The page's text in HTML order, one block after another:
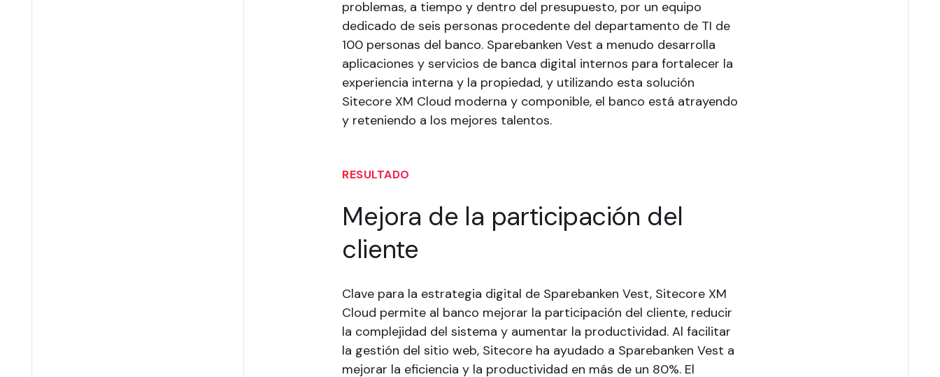
problemas, a tiempo y dentro del presupuesto, por un equipo
dedicado de seis personas procedente del departamento de TI de
100 personas del banco. Sparebanken Vest a menudo desarrolla
aplicaciones y servicios de banca digital internos para fortalecer la
experiencia interna y la propiedad, y utilizando esta solución
Sitecore XM Cloud moderna y componible, el banco está atrayendo
y reteniendo a los mejores talentos.
RESULTADO
Mejora de la participación del
cliente
Clave para la estrategia digital de Sparebanken Vest, Sitecore XM
Cloud permite al banco mejorar la participación del cliente, reducir
la complejidad del sistema y aumentar la productividad. Al facilitar
la gestión del sitio web, Sitecore ha ayudado a Sparebanken Vest a
mejorar la eficiencia y la productividad en más de un 80%. El